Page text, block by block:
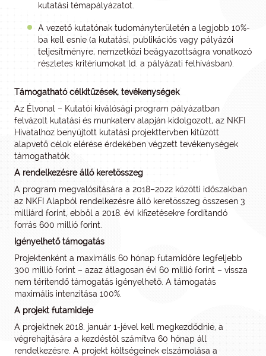
kutatási témapályázatot.
A vezető kutatónak tudományterületén a legjobb 10%-
ba kell esnie (a kutatási, publikációs vagy pályázói
teljesítményre, nemzetközi beágyazottságra vonatkozó
részletes kritériumokat ld. a pályázati felhívásban).
Támogatható célkitűzések, tevékenységek
Az Élvonal – Kutatói kiválósági program pályázatban
felvázolt kutatási és munkaterv alapján kidolgozott, az NKFI
Hivatalhoz benyújtott kutatási projekttervben kitűzött
alapvető célok elérése érdekében végzett tevékenységek
támogathatók.
A rendelkezésre álló keretösszeg
A program megvalósítására a 2018–2022 közötti időszakban
az NKFI Alapból rendelkezésre álló keretösszeg összesen 3
milliárd forint, ebből a 2018. évi kifizetésekre fordítandó
forrás 600 millió forint.
Igényelhető támogatás
Projektenként a maximális 60 hónap futamidőre legfeljebb
300 millió forint – azaz átlagosan évi 60 millió forint – vissza
nem térítendő támogatás igényelhető. A támogatás
maximális intenzitása 100%.
A projekt futamideje
A projektnek 2018. január 1-jével kell megkezdődnie, a
végrehajtására a kezdéstől számítva 60 hónap áll
rendelkezésre. A projekt költségeinek elszámolása a